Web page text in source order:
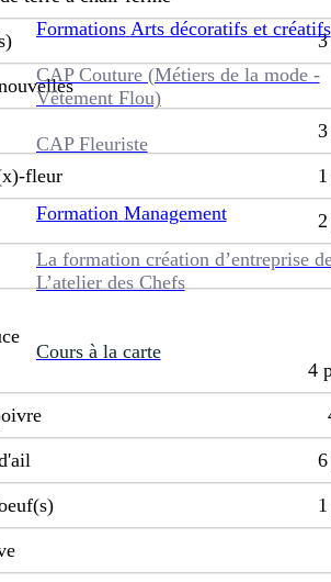
Formations Arts décoratifs et créatifs
CAP Couture (Métiers de la mode -
Vêtement Flou)
CAP Fleuriste
Formation Management
La formation création d’entreprise
L’atelier des Chefs
Cours à la carte
3
3
fleur 1
2
4
6
1